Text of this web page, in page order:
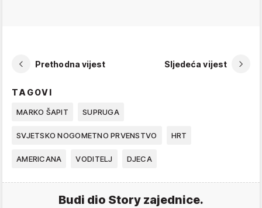
Prethodna vijest Sljedeća vijest
TAGOVI
MARKO ŠAPIT SUPRUGA
SVJETSKO NOGOMETNO PRVENSTVO HRT
AMERICANA VODITELJ DJECA
Budi dio Story zajednice.